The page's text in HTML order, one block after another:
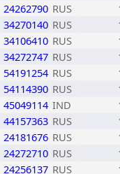
24262790 RUS
34270140 RUS
34106410 RUS
34272747 RUS
54191254 RUS
54114390 RUS
45049114 IND
44157363 RUS
24181676 RUS
24272710 RUS
24256137 RUS